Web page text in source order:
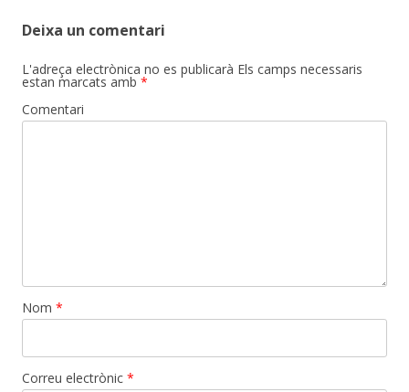
Deixa un comentari
L'adreça electrònica no es publicarà Els camps necessaris
estan marcats amb *
Comentari
Nom *
Correu electrònic *